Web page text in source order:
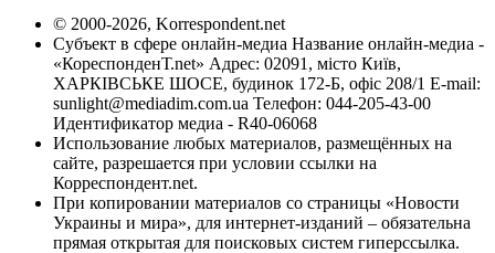
© 2000-2026, Korrespondent.net
Субъект в сфере онлайн-медиа Название онлайн-медиа -
«КореспонденТ.net» Адрес: 02091, місто Київ,
ХАРКІВСЬКЕ ШОСЕ, будинок 172-Б, офіс 208/1 E-mail:
sunlight@mediadim.com.ua Телефон: 044-205-43-00
Идентификатор медиа - R40-06068
Использование любых материалов, размещённых на
сайте, разрешается при условии ссылки на
Корреспондент.net.
При копировании материалов со страницы «Новости
Украины и мира», для интернет-изданий – обязательна
прямая открытая для поисковых систем гиперссылка.